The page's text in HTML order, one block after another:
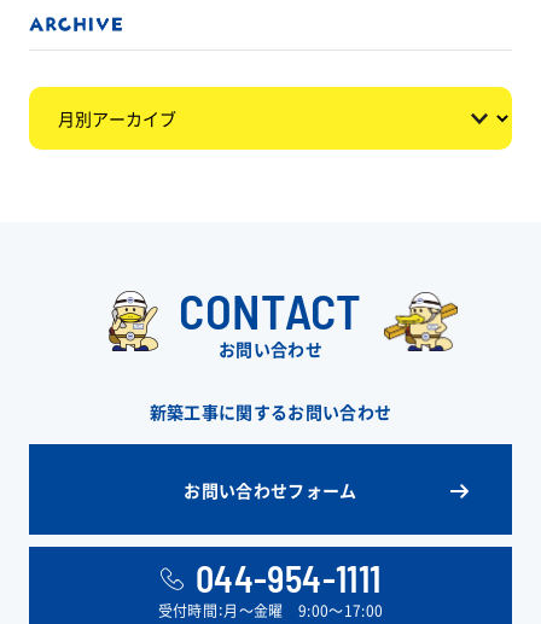
CONTACT
お問い合わせ
新築工事に関するお問い合わせ
お問い合わせフォーム
044-954-1111
受付時間：月〜金曜 9:00〜17:00